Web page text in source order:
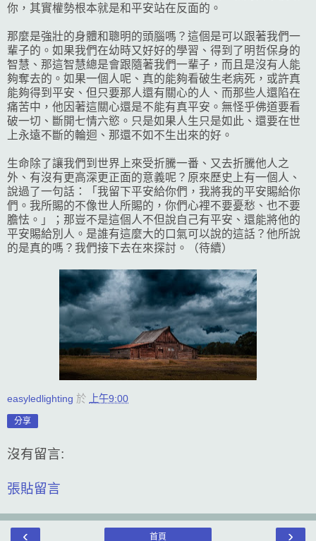
你，其實權勢根本就是和平安站在反面的。
那麼是強壯的身體和聰明的頭腦嗎？這個是可以跟著我們一
輩子的。如果我們在幼時又好好的學習、得到了明哲保身的
智慧、那這智慧總是會跟隨著我們一輩子，而且是沒有人能
夠奪去的。如果一個人呢、真的能夠看破生老病死，或許真
能夠得到平安、但只要那人還有關心的人、而那些人還陷在
痛苦中，他因著這關心還是不能有真平安。無怪乎佛道要看
破一切、斷開七情六慾。只是如果人生只是如此、還要在世
上永遠不斷的輪迴、那還不如不生出來的好。
生命除了讓我們到世界上來受折騰一番、又去折騰他人之
外、有沒有更高深更正面的意義呢？原來歷史上有一個人、
說過了一句話：「我留下平安給你們，我將我的平安賜給你
們。我所賜的不像世人所賜的，你們心裡不要憂愁、也不要
膽怯。」；那豈不是這個人不但說自己有平安、還能將他的
平安賜給別人。是誰有這麼大的口氣可以說的這話？他所說
的是真的嗎？我們接下去在來探討。（待續）
easyledlighting 於 上午9:00
分享
沒有留言:
張貼留言
‹ ›
首頁